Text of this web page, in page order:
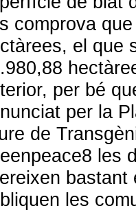
comprova
el que
per bé
per la
de
les
bastant
les